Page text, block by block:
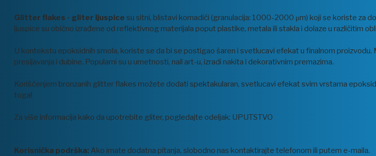
Glitter flakes - gliter ljuspice su sitni, blistavi komadići (granulacija: 1000-2000 μm) koji se koriste za
ljuspice su obično izrađene od reflektivnog materijala poput plastike, metala ili stakla i dolaze u različitim
U kontekstu epoksidnih smola, koriste se da bi se postigao šaren i svetlucavi efekat u finalnom
presijavanja i dubine. Popularni su u umetnosti, nail art-u, izradi nakita i dekorativnim premazima.
Korišćenjem bronzanih glitter flakes možete dodati spektakularan, svetlucavi efekat svim vrstama
toga!
Za više informacija kako da upotrebite gliter, pogledajte odeljak: UPUTSTVO
Korisnička podrška: Ako imate dodatna pitanja, slobodno nas kontaktirajte telefonom ili putem e-maila.